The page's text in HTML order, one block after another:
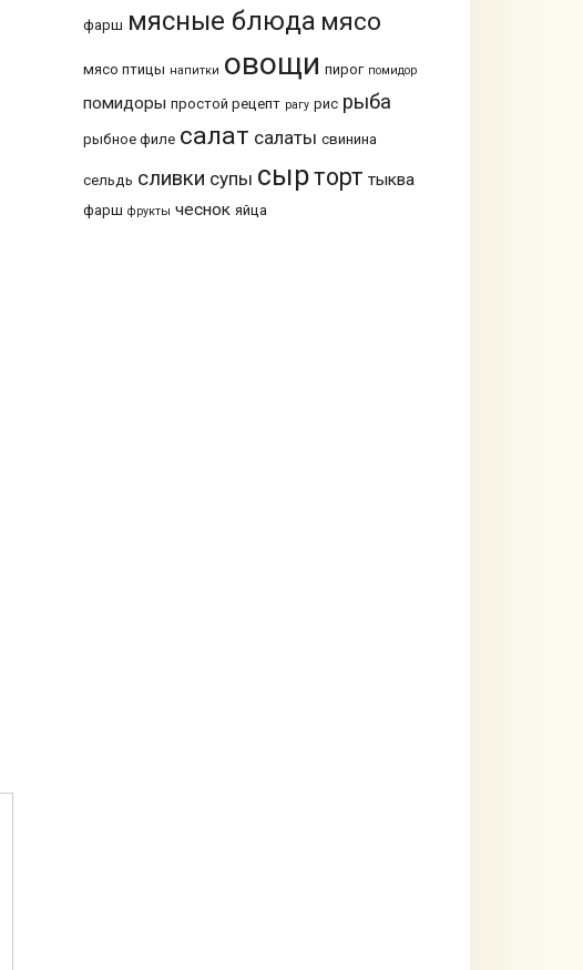
фарш мясные блюда мясо
мясо птицы напитки овощи пирог помидор
помидоры простой рецепт рагу рис рыба
рыбное филе салат салаты свинина
сельдь сливки супы сырторт тыква
фарш фрукты чеснок яйца